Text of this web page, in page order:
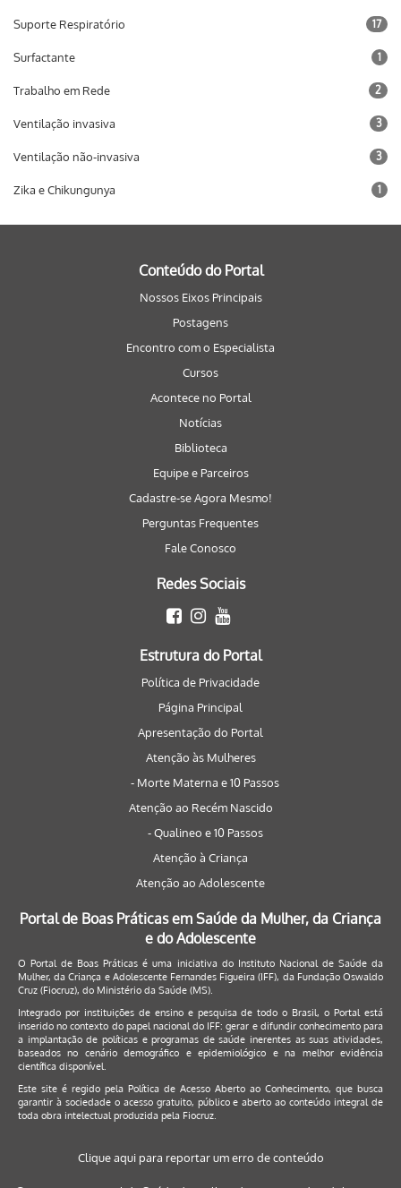
Suporte Respiratório 17
Surfactante 1
Trabalho em Rede 2
Ventilação invasiva 3
Ventilação não-invasiva 3
Zika e Chikungunya 1
Conteúdo do Portal
Nossos Eixos Principais
Postagens
Encontro com o Especialista
Cursos
Acontece no Portal
Notícias
Biblioteca
Equipe e Parceiros
Cadastre-se Agora Mesmo!
Perguntas Frequentes
Fale Conosco
Redes Sociais
Estrutura do Portal
Política de Privacidade
Página Principal
Apresentação do Portal
Atenção às Mulheres
- Morte Materna e 10 Passos
Atenção ao Recém Nascido
- Qualineo e 10 Passos
Atenção à Criança
Atenção ao Adolescente
Portal de Boas Práticas em Saúde da Mulher, da Criança
e do Adolescente
O Portal de Boas Práticas é uma iniciativa do Instituto Nacional de Saúde da
Mulher, da Criança e Adolescente Fernandes Figueira (IFF), da Fundação Oswaldo
Cruz (Fiocruz), do Ministério da Saúde (MS).
Integrado por instituições de ensino e pesquisa de todo o Brasil, o Portal está
inserido no contexto do papel nacional do IFF: gerar e difundir conhecimento para
a implantação de políticas e programas de saúde inerentes as suas atividades,
baseados no cenário demográfico e epidemiológico e na melhor evidência
científica disponível.
Este site é regido pela Política de Acesso Aberto ao Conhecimento, que busca
garantir à sociedade o acesso gratuito, público e aberto ao conteúdo integral de
toda obra intelectual produzida pela Fiocruz.
Clique aqui para reportar um erro de conteúdo